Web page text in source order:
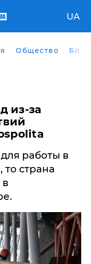
UA
Общество
из-за
работы в
страна
в